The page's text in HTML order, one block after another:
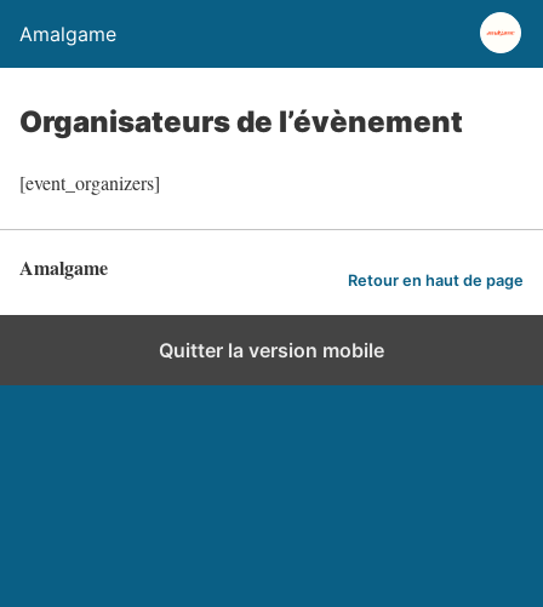
Amalgame
Organisateurs de l’évènement
[event_organizers]
Amalgame Retour en haut de page
Quitter la version mobile